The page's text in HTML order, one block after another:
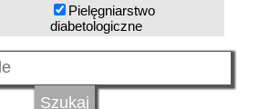
Pielęgniarstwo
diabetologiczne